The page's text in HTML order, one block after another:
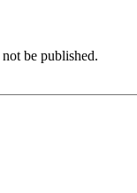
be published.